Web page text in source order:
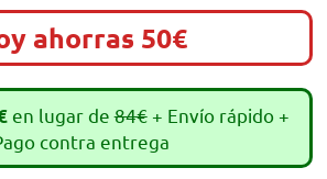
ahorras 50€
en lugar de84€+ Envío rápido +
contra entrega